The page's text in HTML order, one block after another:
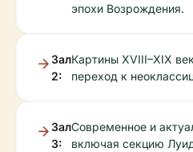
эпохи Возрождения.
Зал
2:
Картины XVIII–XIX
переход к
Зал
3:
Современное и
включая секцию